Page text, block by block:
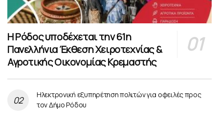
Η Ρόδος υποδέχεται την 61η
Πανελλήνια Έκθεση Χειροτεχνίας &
Αγροτικής Οικονομίας Κρεμαστής
Ηλεκτρονική εξυπηρέτηση πολιτών για οφειλές προς
τον Δήμο Ρόδου